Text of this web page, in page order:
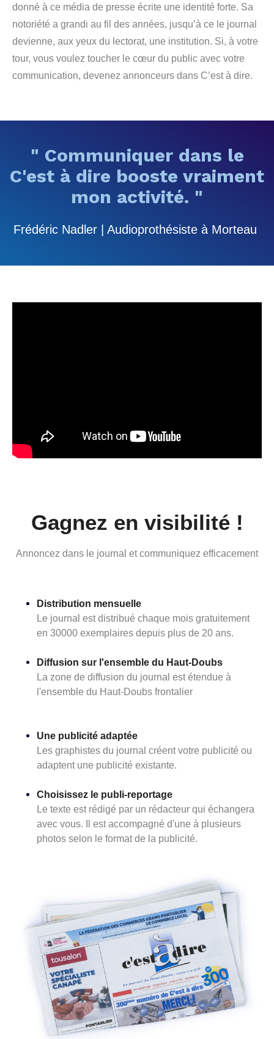
donné à ce média de presse écrite une identité forte. Sa
notoriété a grandi au fil des années, jusqu’à ce le journal
devienne, aux yeux du lectorat, une institution. Si, à votre
tour, vous voulez toucher le cœur du public avec votre
communication, devenez annonceurs dans C’est à dire.
" Communiquer dans le
C'est à dire booste vraiment
mon activité. "
Frédéric Nadler | Audioprothésiste à Morteau
Gagnez en visibilité !
Annoncez dans le journal et communiquez efficacement
Distribution mensuelle
Le journal est distribué chaque mois gratuitement
en 30000 exemplaires depuis plus de 20 ans.
Diffusion sur l'ensemble du Haut-Doubs
La zone de diffusion du journal est étendue à
l'ensemble du Haut-Doubs frontalier
Une publicité adaptée
Les graphistes du journal créent votre publicité ou
adaptent une publicité existante.
Choisissez le publi-reportage
Le texte est rédigé par un rédacteur qui échangera
avec vous. Il est accompagné d'une à plusieurs
photos selon le format de la publicité.